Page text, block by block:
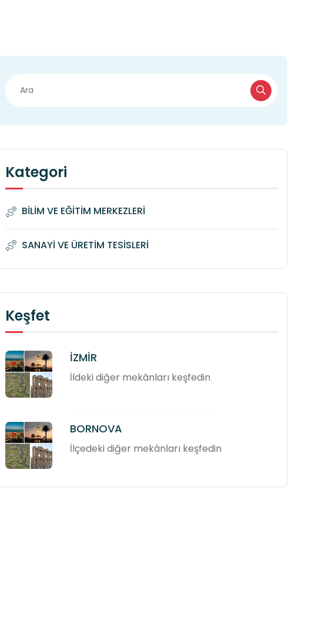
Kategori
BİLİM VE EĞİTİM MERKEZLERİ
SANAYİ VE ÜRETİM TESİSLERİ
Keşfet
İZMİR
İldeki diğer mekânları keşfedin
BORNOVA
İlçedeki diğer mekânları keşfedin